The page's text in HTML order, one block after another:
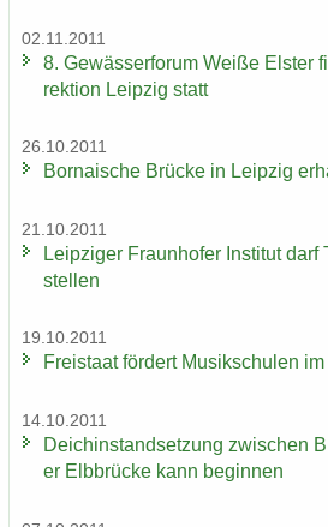
02.11.2011
8. Ge­wäs­ser­fo­rum Weiße Els­ter
rek­ti­on Leip­zig statt
26.10.2011
Bor­na­i­sche Brü­cke in Leip­zig
21.10.2011
Leip­zi­ger Fraun­ho­fer In­sti­tut
stel­len
19.10.2011
Frei­staat för­dert Mu­sik­schu­len
14.10.2011
Deich­in­stand­set­zung zwi­schen
er Elb­brü­cke kann be­gin­nen